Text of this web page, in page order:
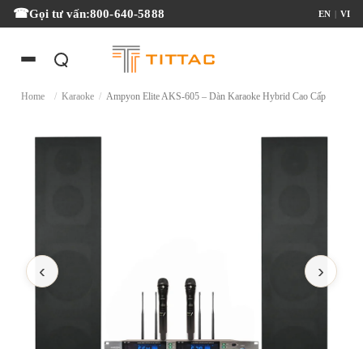
Gọi tư vấn:800-640-5888 EN | VI
Home / Karaoke / Ampyon Elite AKS-605 – Dàn Karaoke Hybrid Cao Cấp
‹ ›